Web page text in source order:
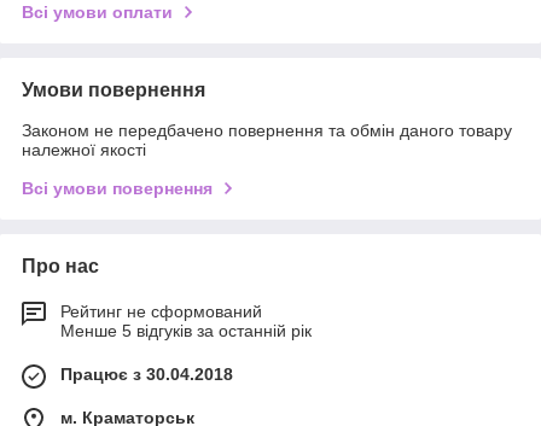
Всі умови оплати
Умови повернення
Законом не передбачено повернення та обмін даного товару
належної якості
Всі умови повернення
Про нас
Рейтинг не сформований
Менше 5 відгуків за останній рік
Працює з 30.04.2018
м. Краматорськ